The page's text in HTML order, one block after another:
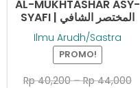
AL-MUKHTASHAR ASY-
SYAFI | ﺍﻟﻤﺨﺘﺼﺮ ﺍﻟﺸﺎﻓﻲ
Ilmu Arudh/Sastra
PROMO!
Rp40,200–Rp44,000